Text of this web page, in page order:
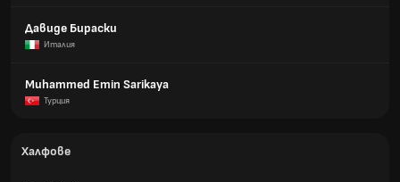
Давиде Бираски
Италия
Muhammed Emin Sarikaya
Турция
Халфове